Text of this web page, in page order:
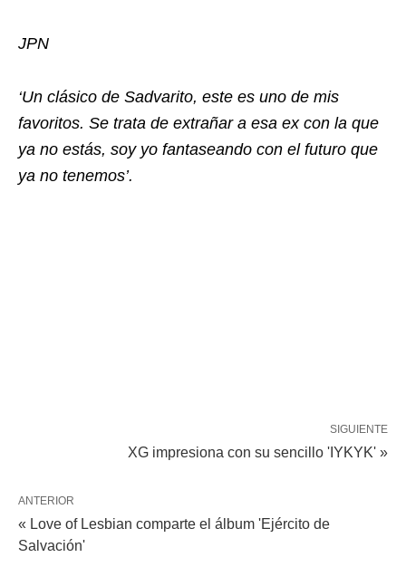
JPN
‘Un clásico de Sadvarito, este es uno de mis
favoritos. Se trata de extrañar a esa ex con la que
ya no estás, soy yo fantaseando con el futuro que
ya no tenemos’.
SIGUIENTE
XG impresiona con su sencillo 'IYKYK' »
ANTERIOR
« Love of Lesbian comparte el álbum 'Ejército de
Salvación'